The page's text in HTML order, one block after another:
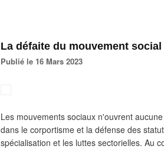
La défaite du mouvement social
Publié le 16 Mars 2023
Les mouvements sociaux n'ouvrent
dans le corportisme et la défense des
spécialisation et les luttes sectorielles. Au